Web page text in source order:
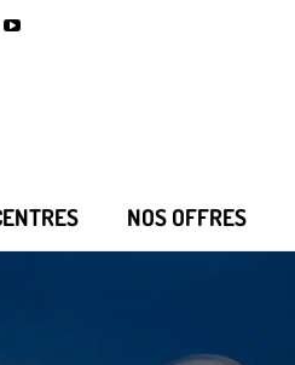
NOS OFFRES